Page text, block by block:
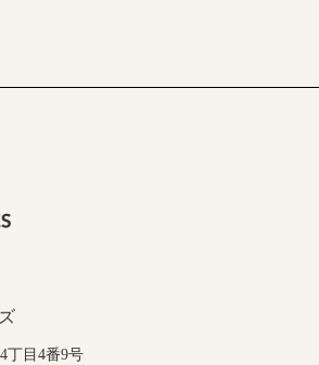
丁目4番9号